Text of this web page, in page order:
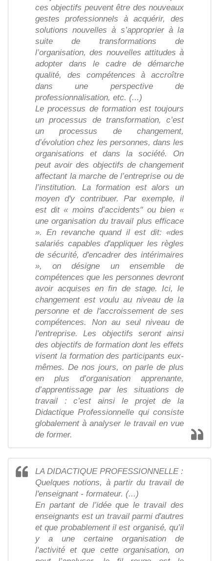
ces objectifs peuvent être des nouveaux
gestes professionnels à acquérir, des
solutions nouvelles à s’approprier à la
suite de transformations de
l’organisation, des nouvelles attitudes à
adopter dans le cadre de démarche
qualité, des compétences à accroître
dans une perspective de
professionnalisation, etc. (...)
Le processus de formation est toujours
un processus de transformation, c’est
un processus de changement,
d’évolution chez les personnes, dans les
organisations et dans la société. On
peut avoir des objectifs de changement
affectant la marche de l’entreprise ou de
l’institution. La formation est alors un
moyen d'y contribuer. Par exemple, il
est dit « moins d’accidents" ou bien «
une organisation du travail plus efficace
». En revanche quand il est dit: «des
salariés capables d'appliquer les règles
de sécurité, d'encadrer des intérimaires
», on désigne un ensemble de
compétences que les personnes devront
avoir acquises en fin de stage. Ici, le
changement est voulu au niveau de la
personne et de l'accroissement de ses
compétences. Non au seul niveau de
l'entreprise. Les objectifs seront ainsi
des objectifs de formation dont les effets
visent la formation des participants eux-
mêmes. De nos jours, on parle de plus
en plus d’organisation apprenante,
d’apprentissage par les situations de
travail : c’est ainsi le projet de la
Didactique Professionnelle qui consiste
globalement à analyser le travail en vue
de former.
LA DIDACTIQUE PROFESSIONNELLE :
Quelques notions, à partir du travail de
l'enseignant - formateur. (...)
En partant de l’idée que le travail des
enseignants est un travail parmi d'autres
et que probablement il est organisé, qu’il
y a une certaine organisation de
l'activité et que cette organisation, on